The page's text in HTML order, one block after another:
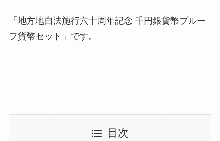
「 地方地自法施行六十周年記念 千円銀貨幣プルー
フ貨幣セット」です。
目次